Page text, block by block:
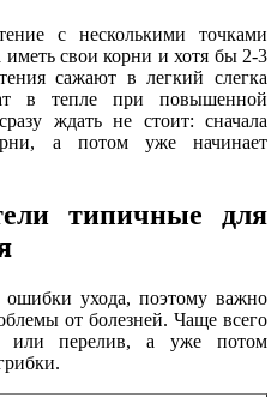
с несколькими точками
свои корни и хотя бы 2-3
сажают в легкий слегка
в тепле при повышенной
ждать не стоит: сначала
а потом уже начинает
типичные для
ошибки ухода, поэтому важно
от болезней. Чаще всего
или перелив, а уже потом